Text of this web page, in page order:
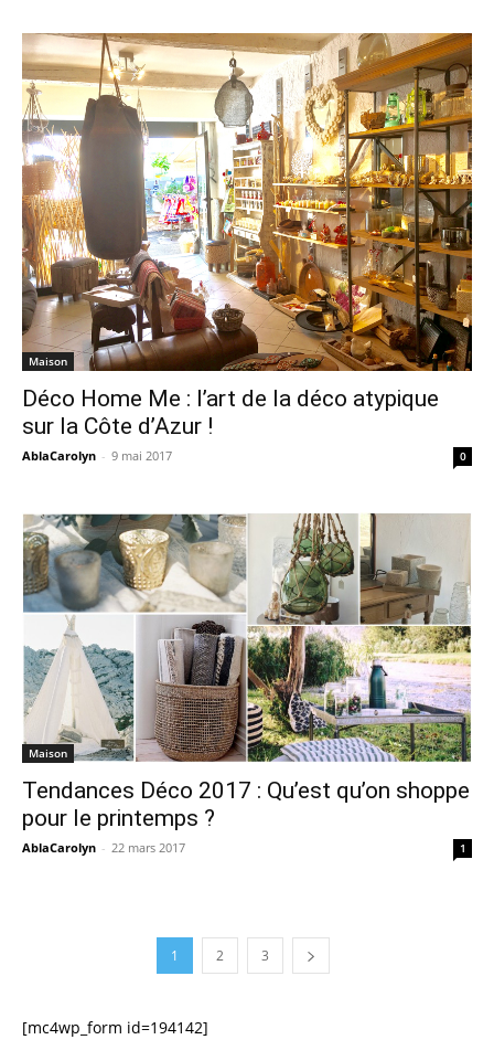
Maison
Déco Home Me : l’art de la déco atypique
sur la Côte d’Azur !
AblaCarolyn - 9 mai 2017 0
Maison
Tendances Déco 2017 : Qu’est qu’on shoppe
pour le printemps ?
AblaCarolyn - 22 mars 2017 1
1 2 3
[mc4wp_form id=194142]